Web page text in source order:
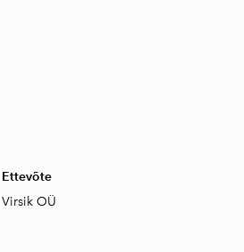
Ettevõte
Virsik OÜ